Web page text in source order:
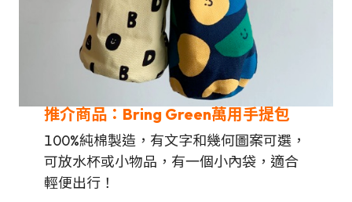
推介商品：Bring Green萬用手提包
100%純棉製造，有文字和幾何圖案可選，
可放水杯或小物品，有一個小內袋，適合
輕便出行！